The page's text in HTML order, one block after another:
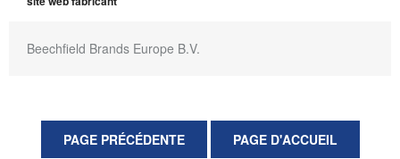
Beechfield Brands Europe B.V.